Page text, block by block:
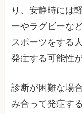
り、安静時には
ーやラグビーな
スポーツをする
発症する可能性
診断が困難な場
み合って発症す